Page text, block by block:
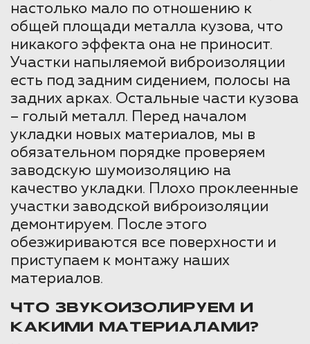
настолько мало по отношению к
общей площади металла кузова, что
никакого эффекта она не приносит.
Участки напыляемой виброизоляции
есть под задним сидением, полосы на
задних арках. Остальные части кузова
– голый металл. Перед началом
укладки новых материалов, мы в
обязательном порядке проверяем
заводскую шумоизоляцию на
качество укладки. Плохо проклеенные
участки заводской виброизоляции
демонтируем. После этого
обезжириваются все поверхности и
приступаем к монтажу наших
материалов.
ЧТО ЗВУКОИЗОЛИРУЕМ И
КАКИМИ МАТЕРИАЛАМИ?